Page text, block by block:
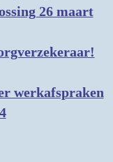
26 maart
werkafspraken